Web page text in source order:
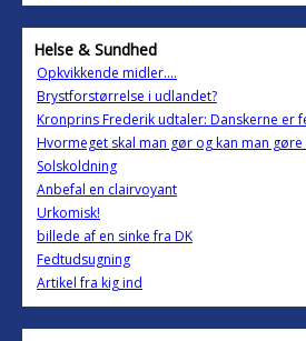
Helse & Sundhed
Opkvikkende midler....
Brystforstørrelse i udlandet?
Kronprins Frederik udtaler: Danskerne er
Hvormeget skal man gør og kan man gøre
Solskoldning
Anbefal en clairvoyant
Urkomisk!
billede af en sinke fra DK
Fedtudsugning
Artikel fra kig ind